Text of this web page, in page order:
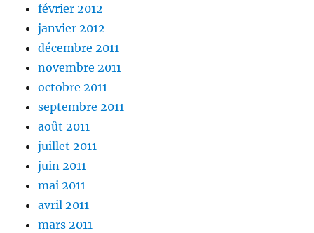
février 2012
janvier 2012
décembre 2011
novembre 2011
octobre 2011
septembre 2011
août 2011
juillet 2011
juin 2011
mai 2011
avril 2011
mars 2011